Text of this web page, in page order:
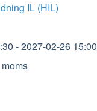
IL (HIL)
- 2027-02-26 15:00